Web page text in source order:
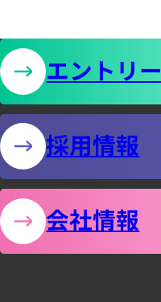
て
い
る
方
は
せ
の
エントリー
採用情報
会社情報